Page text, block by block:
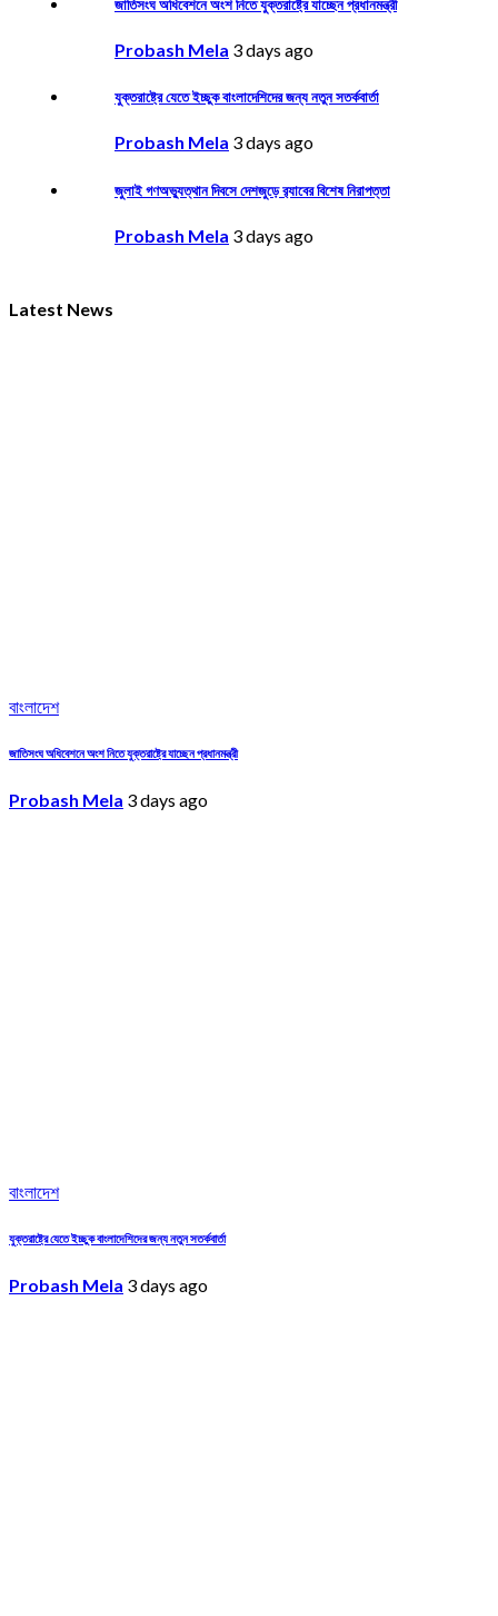
জাতিসংঘ অধিবেশনে অংশ নিতে যুক্তরাষ্ট্রে যাচ্ছেন প্রধানমন্ত্রী
Probash Mela 3 days ago
যুক্তরাষ্ট্রে যেতে ইচ্ছুক বাংলাদেশিদের জন্য নতুন সতর্কবার্তা
Probash Mela 3 days ago
জুলাই গণঅভ্যুত্থান দিবসে দেশজুড়ে র‌্যাবের বিশেষ নিরাপত্তা
Probash Mela 3 days ago
Latest News
বাংলাদেশ
জাতিসংঘ অধিবেশনে অংশ নিতে যুক্তরাষ্ট্রে যাচ্ছেন প্রধানমন্ত্রী
Probash Mela 3 days ago
বাংলাদেশ
যুক্তরাষ্ট্রে যেতে ইচ্ছুক বাংলাদেশিদের জন্য নতুন সতর্কবার্তা
Probash Mela 3 days ago